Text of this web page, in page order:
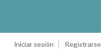
Iniciar sesión
Registrarse